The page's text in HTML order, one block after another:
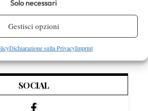
Solo necessari
Gestisci opzioni
Dichiarazione sulla PrivacyImprint
apre sul Centrale
News
1000 Montreal 2026: Darderi
Shang e vola agli ottavi
SOCIAL